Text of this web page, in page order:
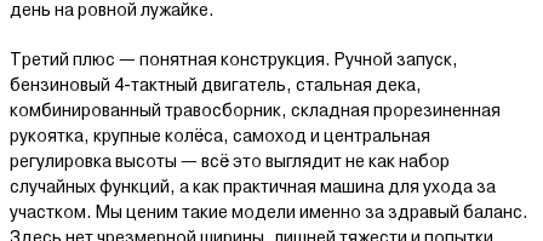
день на ровной лужайке.
Третий плюс — понятная конструкция. Ручной запуск,
бензиновый 4-тактный двигатель, стальная дека,
комбинированный травосборник, складная прорезиненная
рукоятка, крупные колёса, самоход и центральная
регулировка высоты — всё это выглядит не как набор
случайных функций, а как практичная машина для ухода за
участком. Мы ценим такие модели именно за здравый баланс.